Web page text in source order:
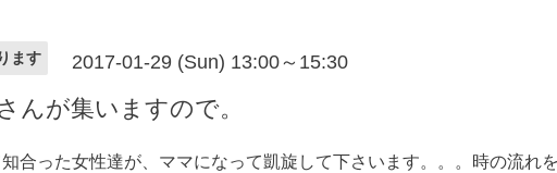
ます 2017-01-29 (Sun) 13:00～15:30
んが集いますので。
合った女性達が、ママになって凱旋して下さいます。。。時の流れ